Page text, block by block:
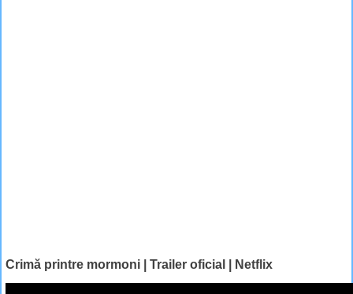
Crimă printre mormoni | Trailer oficial | Netflix